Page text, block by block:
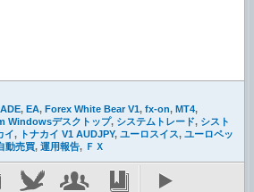
, EA, Forex White Bear V1, fx-on, MT4,
Windowsデスクトップ, システムトレード, シスト
イ, トナカイ V1 AUDJPY, ユーロスイス, ユーロペッ
動売買, 運用報告, ＦＸ